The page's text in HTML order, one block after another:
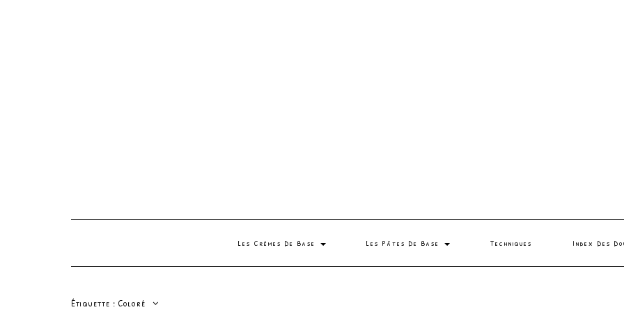
Les Crèmes De Base Les Pâtes De Base Techniques Index Des
Étiquette : Coloré